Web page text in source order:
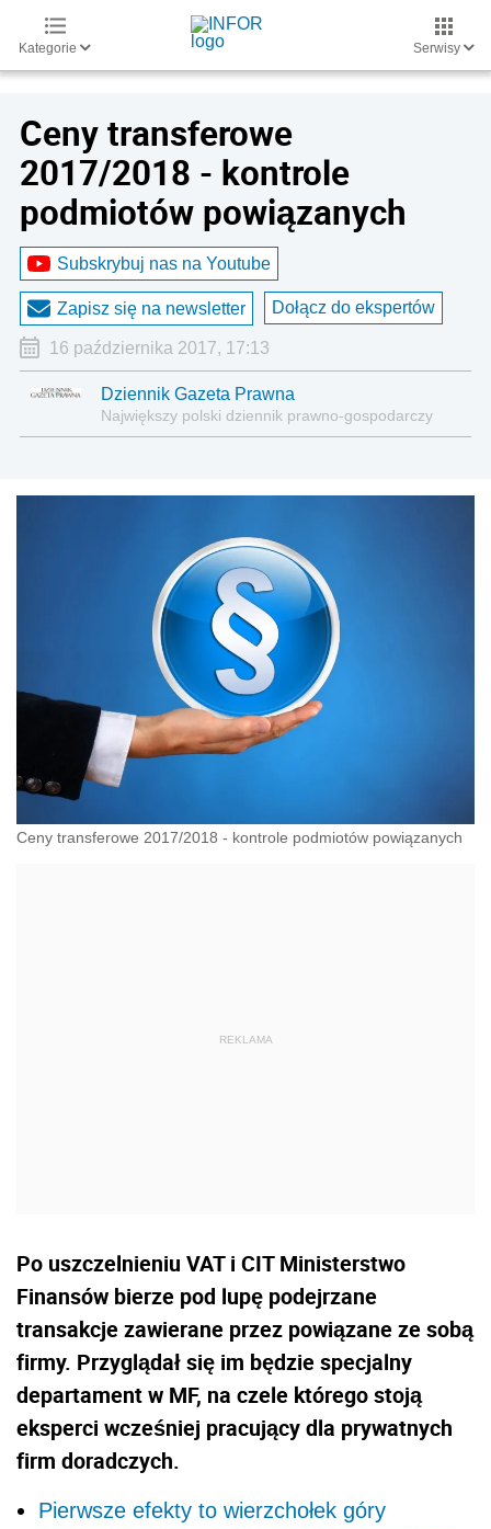
Kategorie Serwisy
Ceny transferowe
2017/2018 - kontrole
podmiotów powiązanych
Subskrybuj nas na Youtube
Zapisz się na newsletter Dołącz do ekspertów
16 października 2017, 17:13
Dziennik Gazeta Prawna
Największy polski dziennik prawno-gospodarczy
Ceny transferowe 2017/2018 - kontrole podmiotów powiązanych
Po uszczelnieniu VAT i CIT Ministerstwo
Finansów bierze pod lupę podejrzane
transakcje zawierane przez powiązane ze sobą
firmy. Przyglądał się im będzie specjalny
departament w MF, na czele którego stoją
eksperci wcześniej pracujący dla prywatnych
firm doradczych.
Pierwsze efekty to wierzchołek góry